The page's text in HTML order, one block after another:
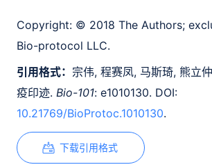
Copyright: © 2018 The Authors;
Bio-protocol LLC.
引用格式： 宗伟, 程赛凤, 马斯琦, 熊立
疫印迹. Bio-101: e1010130. DOI:
10.21769/BioProtoc.1010130.
下载引用格式